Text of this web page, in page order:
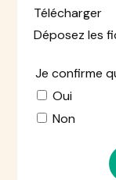
Télécharger
Déposez les
Je confirme
Oui
Non